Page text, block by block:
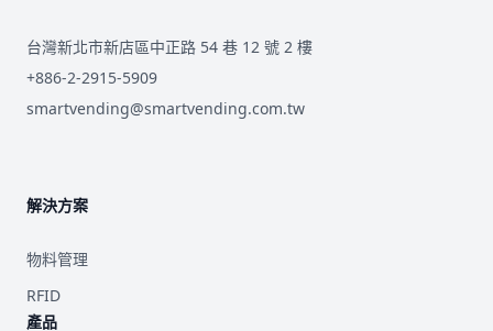
台灣新北市新店區中正路 54 巷 12 號 2 樓
+886-2-2915-5909
smartvending@smartvending.com.tw
解決方案
物料管理
RFID
產品